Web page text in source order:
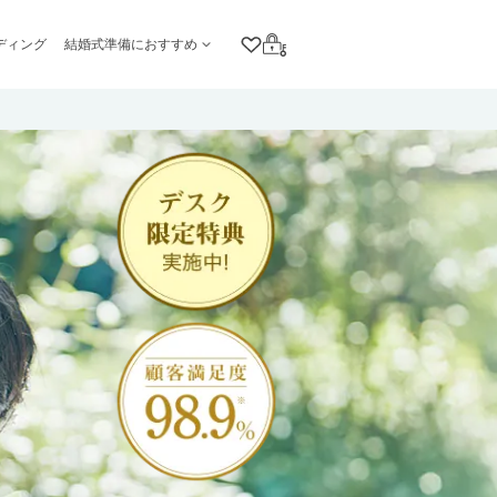
ィング 結婚式準備におすすめ
クリップリスト
ログイン